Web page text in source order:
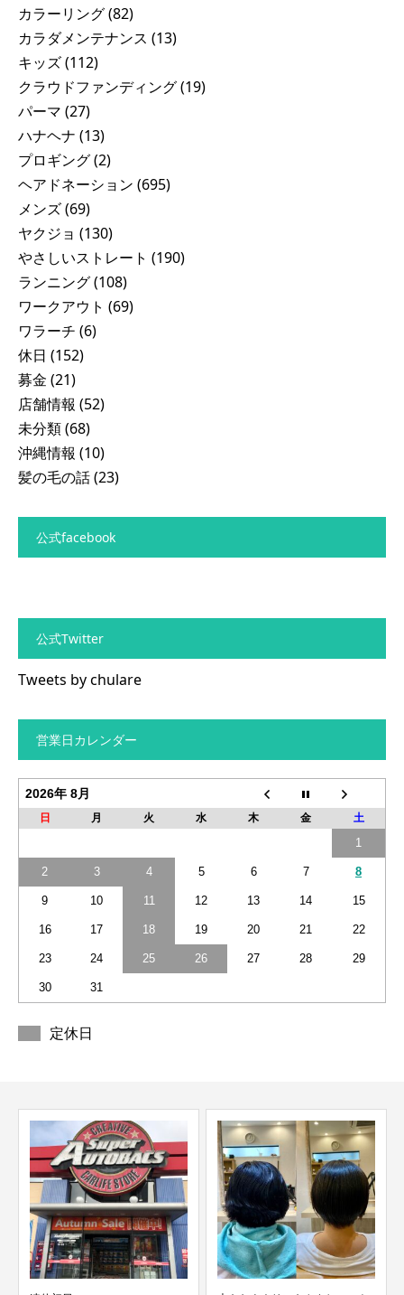
カラーリング(82)
カラダメンテナンス (13)
キッズ(112)
クラウドファンディング(19)
パーマ (27)
ハナヘナ (13)
プロギング(2)
ヘアドネーション (695)
メンズ(69)
ヤクジョ (130)
やさしいストレート (190)
ランニング(108)
ワークアウト (69)
ワラーチ (6)
休日 (152)
募金 (21)
店舗情報 (52)
未分類(68)
沖縄情報 (10)
髪の毛の話(23)
公式facebook
公式Twitter
Tweets by chulare
営業日カレンダー
2026年 8月
日 月 火 水 木 金 土
1
2 3 4 5 6 7 8
9 10 11 12 13 14 15
16 17 18 19 20 21 22
23 24 25 26 27 28 29
30 31
定休日